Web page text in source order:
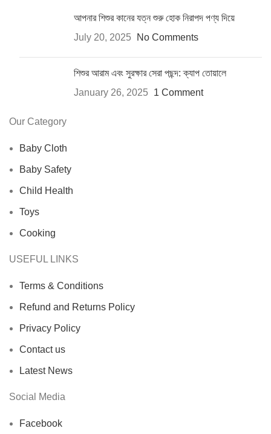
আপনার শিশুর কানের যত্ন শুরু হোক নিরাপদ পণ্য দিয়ে
July 20, 2025
No Comments
শিশুর আরাম এবং সুরক্ষার সেরা পছন্দ: ক্যাপ তোয়ালে
January 26, 2025 1 Comment
Our Category
Baby Cloth
Baby Safety
Child Health
Toys
Cooking
USEFUL LINKS
Terms & Conditions
Refund and Returns Policy
Privacy Policy
Contact us
Latest News
Social Media
Facebook